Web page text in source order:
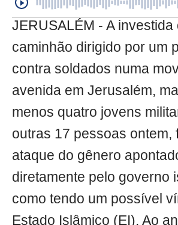
JERUSALÉM - A investida
caminhão dirigido por um
contra soldados numa
avenida em Jerusalém,
menos quatro jovens
outras 17 pessoas ontem,
ataque do gênero
diretamente pelo governo
como tendo um possível
Estado Islâmico (EI). Ao